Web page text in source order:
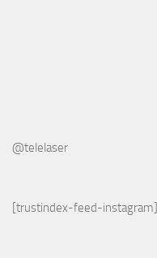
@telelaser
[trustindex-feed-instagram]